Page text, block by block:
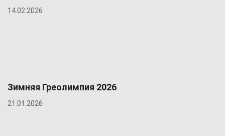
14.02.2026
Зимняя Греолимпия 2026
21.01.2026